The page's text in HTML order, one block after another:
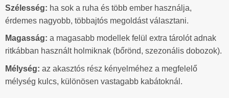
Szélesség: ha sok a ruha és több ember használja,
érdemes nagyobb, többajtós megoldást választani.
Magasság: a magasabb modellek felül extra tárolót adnak
ritkábban használt holmiknak (bőrönd, szezonális dobozok).
Mélység: az akasztós rész kényelméhez a megfelelő
mélység kulcs, különösen vastagabb kabátoknál.